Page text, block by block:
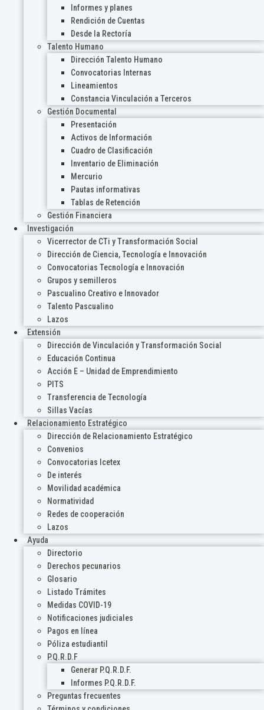
Informes y planes
Rendición de Cuentas
Desde la Rectoría
Talento Humano
Dirección Talento Humano
Convocatorias Internas
Lineamientos
Constancia Vinculación a Terceros
Gestión Documental
Presentación
Activos de Información
Cuadro de Clasificación
Inventario de Eliminación
Mercurio
Pautas informativas
Tablas de Retención
Gestión Financiera
Investigación
Vicerrector de CTi y Transformación Social
Dirección de Ciencia, Tecnología e Innovación
Convocatorias Tecnología e Innovación
Grupos y semilleros
Pascualino Creativo e Innovador
Talento Pascualino
Lazos
Extensión
Dirección de Vinculación y Transformación Social
Educación Continua
Acción E – Unidad de Emprendimiento
PITS
Transferencia de Tecnología
Sillas Vacías
Relacionamiento Estratégico
Dirección de Relacionamiento Estratégico
Convenios
Convocatorias Icetex
De interés
Movilidad académica
Normatividad
Redes de cooperación
Lazos
Ayuda
Directorio
Derechos pecunarios
Glosario
Listado Trámites
Medidas COVID-19
Notificaciones judiciales
Pagos en línea
Póliza estudiantil
P.Q.R.D.F
Generar P.Q.R.D.F.
Informes P.Q.R.D.F.
Preguntas frecuentes